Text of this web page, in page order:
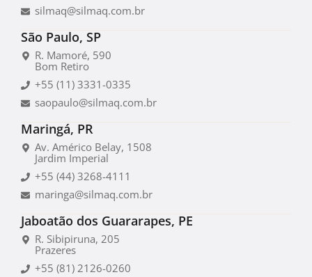
silmaq@silmaq.com.br
São Paulo, SP
R. Mamoré, 590
Bom Retiro
+55 (11) 3331-0335
saopaulo@silmaq.com.br
Maringá, PR
Av. Américo Belay, 1508
Jardim Imperial
+55 (44) 3268-4111
maringa@silmaq.com.br
Jaboatão dos Guararapes, PE
R. Sibipiruna, 205
Prazeres
+55 (81) 2126-0260